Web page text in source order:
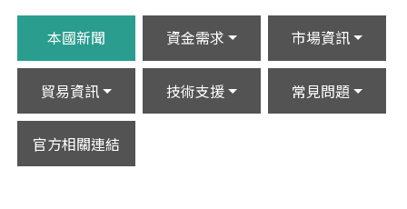
本國新聞 資金需求 市場資訊
貿易資訊 技術支援 常見問題
官方相關連結